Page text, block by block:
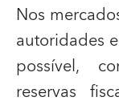
Nos
autoridades
possível,
reservas